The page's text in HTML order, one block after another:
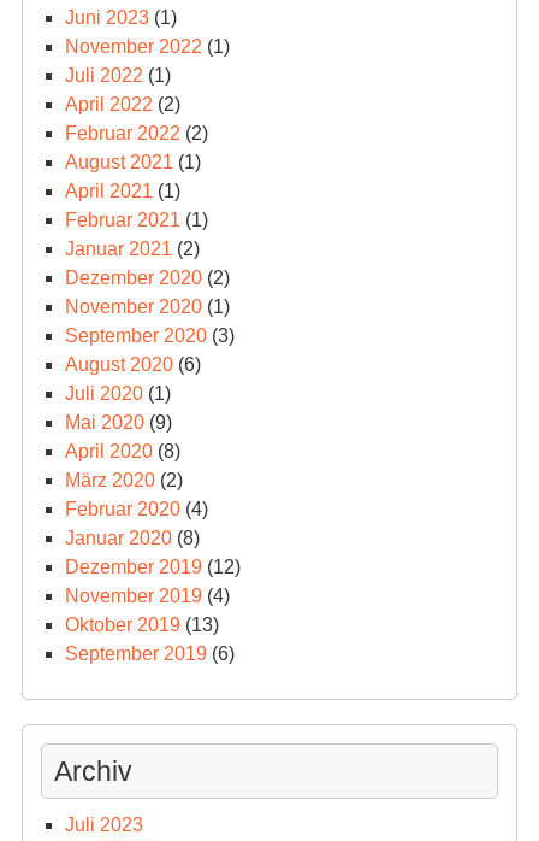
Juni 2023(1)
November 2022 (1)
Juli 2022 (1)
April 2022 (2)
Februar 2022 (2)
August 2021 (1)
April 2021 (1)
Februar 2021 (1)
Januar 2021 (2)
Dezember 2020(2)
November 2020(1)
September 2020(3)
August 2020(6)
Juli 2020(1)
Mai 2020(9)
April 2020(8)
März 2020(2)
Februar 2020(4)
Januar 2020(8)
Dezember 2019(12)
November 2019(4)
Oktober 2019(13)
September 2019(6)
Archiv
Juli 2023